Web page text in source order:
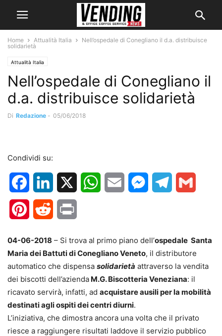
Home Attualità Italia
Nell’ospedale di Conegliano il d.a. distribuisce
solidarietà
Attualità Italia
Nell’ospedale di Conegliano il
d.a. distribuisce solidarietà
Di Redazione - 05/06/2018
Condividi su:
FacebookLinkedIn WhatsApp
Email MessengerTelegram
PinterestReddit
04-06-2018 – Si trova al primo piano dell’ospedale Santa
Maria dei Battuti di Conegliano Veneto, il distributore
automatico che dispensa solidarietà attraverso la vendita
dei biscotti dell’azienda M.G. Biscotteria Veneziana: il
ricavato servirà, infatti, ad acquistare ausili per la mobilità
destinati agli ospiti dei centri diurni.
L’iniziativa, che dimostra ancora una volta che il privato
riesce a raggiungere risultati laddove il servizio pubblico